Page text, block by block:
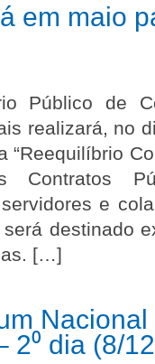
em maio
Público de
realizará, no
“Reequilíbrio
Contratos
e
destinado
[…]
2⁰ dia (8/